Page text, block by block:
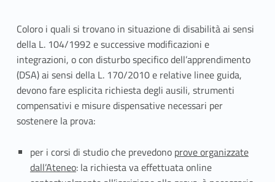
A
r
t
.
5
–
Coloro i quali si trovano in situazione di disabilità ai sensi
della L. 104/1992 e successive modificazioni e
integrazioni, o con disturbo specifico dell’apprendimento
(DSA) ai sensi della L. 170/2010 e relative linee guida,
devono fare esplicita richiesta degli ausili, strumenti
compensativi e misure dispensative necessari per
sostenere la prova:
per i corsi di studio che prevedono prove organizzate
dall’Ateneo: la richiesta va effettuata online